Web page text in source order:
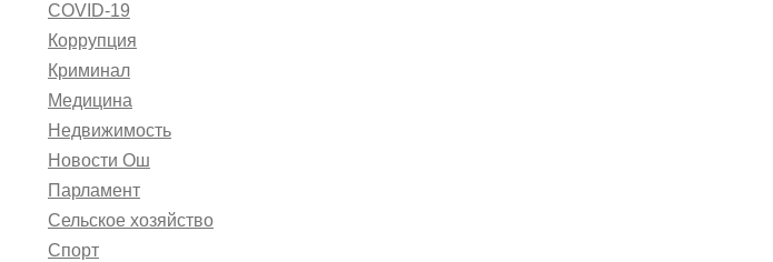
COVID-19
Коррупция
Криминал
Медицина
Недвижимость
Новости Ош
Парламент
Сельское хозяйство
Спорт